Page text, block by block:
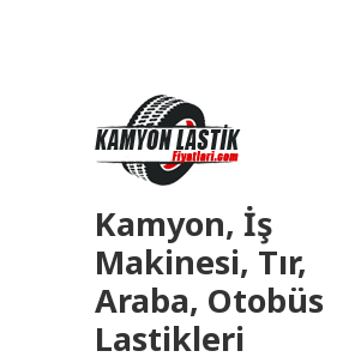
Kamyon, İş
Makinesi, Tır,
Araba, Otobüs
Lastikleri